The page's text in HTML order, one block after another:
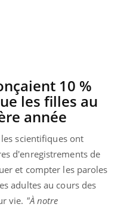
10 %
les filles au
année
scientifiques ont
d'enregistrements de
et compter les paroles
adultes au cours des
vie. "À notre